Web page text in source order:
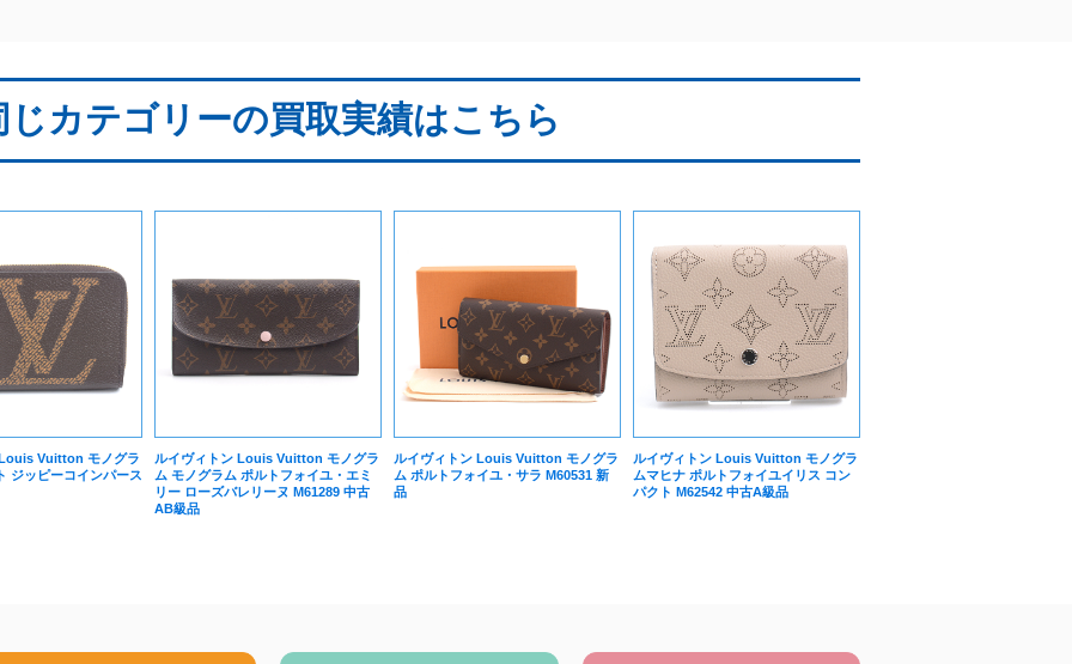
じカテゴリーの買取実績はこちら
Vuitton モノグラ
ジッピーコインパース
ルイヴィトン Louis Vuitton モノグラ
ム モノグラム ポルトフォイユ・エミ
リー ローズバレリーヌ M61289 中古
AB級品
ルイヴィトン Louis Vuitton モノグラ
ム ポルトフォイユ・サラ M60531 新
品
ルイヴィトン Louis Vuitton モノグラ
ムマヒナ ポルトフォイユイリス コン
パクト M62542 中古A級品